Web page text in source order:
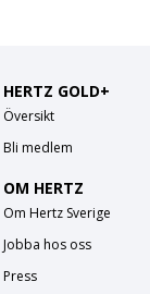
HERTZ GOLD+
Översikt
Bli medlem
OM HERTZ
Om Hertz Sverige
Jobba hos oss
Press